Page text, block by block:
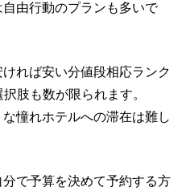
由行動のプランも多いで
れば安い分値段相応ランク
肢も数が限られます。
憧れホテルへの滞在は難し
で予算を決めて予約する方